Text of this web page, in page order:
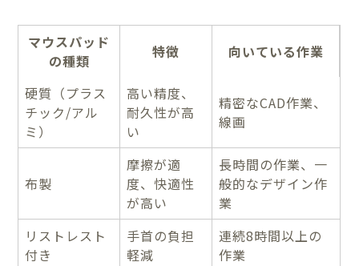
マウスパッド
の種類
特徴 向いている作業
硬質（プラス
チック/アル
ミ）
高い精度、
耐久性が高
い
精密なCAD作業、
線画
布製
摩擦が適
度、快適性
が高い
長時間の作業、一
般的なデザイン作
業
リストレスト
付き
手首の負担
軽減
連続8時間以上の
作業